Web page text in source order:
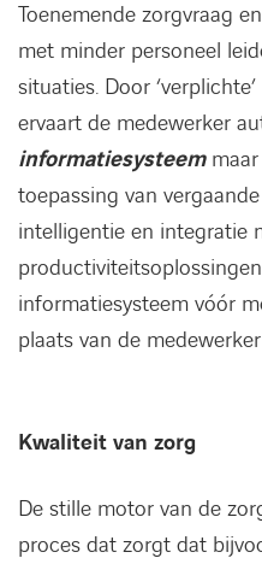
Toenemende zorgvraag
met minder personeel
situaties. Door
ervaart de medewerker
informatiesysteemmaar
toepassing van
intelligentie en integratie
informatiesysteem vóór
plaats van de
Kwaliteit van zorg
De stille motor van de
proces dat zorgt dat